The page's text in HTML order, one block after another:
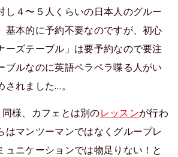
し４〜５人くらいの日本人のグルー
基本的に予約不要なのですが、初心
ーズテーブル」は要予約なので要注
ブルなのに英語ペラペラ喋る人がい
れました…。
様、カフェとは別のレッスンが行わ
はマンツーマンではなくグループレ
ュニケーションでは物足りない！と